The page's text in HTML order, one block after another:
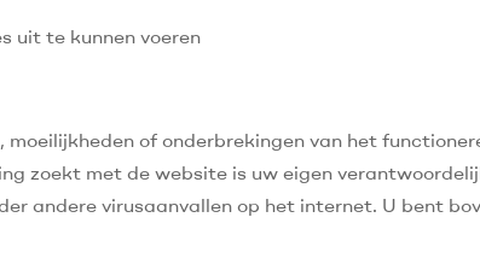
uit te kunnen voeren
of onderbrekingen van het
zoekt met de website is uw eigen
andere virusaanvallen op het internet. U bent